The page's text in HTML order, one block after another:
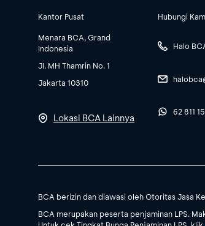
Kantor Pusat
Menara BCA, Grand
Indonesia
Jl. MH Thamrin No. 1
Jakarta 10310
Lokasi BCA Lainnya
Hubungi
Halo
62 811
BCA berizin dan diawasi oleh Otoritas Jasa
BCA merupakan peserta penjaminan LPS.